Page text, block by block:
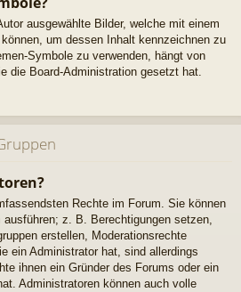
ausgewählte Bilder, welche mit einem
um dessen Inhalt kennzeichnen zu
Symbole zu verwenden, hängt von
die Board-Administration gesetzt hat.
Rechte im Forum. Sie können
z. B. Berechtigungen setzen,
erstellen, Moderationsrechte
ein Administrator hat, sind allerdings
ihnen ein Gründer des Forums oder ein
Administratoren können auch volle